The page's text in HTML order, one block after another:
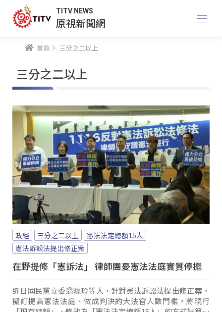
TITV NEWS
原視新聞網
首頁 三分之二以上
三分之二以上
政經 三分之二以上
憲法法定總額15人
憲法訴訟法提出修正案
在野提修「憲訴法」 律師團憂憲法法庭實質停擺
近日國民黨立委翁曉玲等人，針對憲法訴訟法提出修正案，
擬訂提高憲法法庭、做成判決的大法官人數門檻，將現行